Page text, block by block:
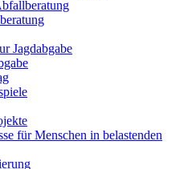
Jagdabgabe
für Menschen in belastenden